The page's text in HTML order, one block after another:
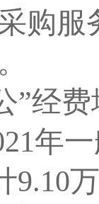
购服
”经
年
9.10